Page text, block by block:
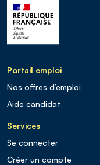
Portail emploi
Nos offres d’emploi
Aide candidat
Services
Se connecter
Créer un compte